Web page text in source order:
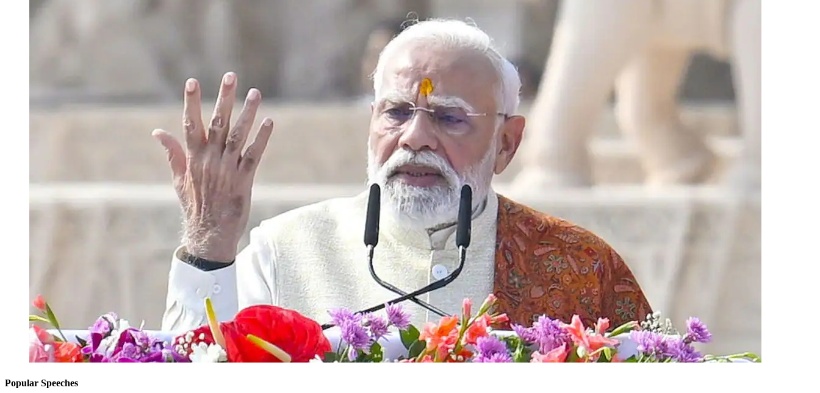
Popular Speeches